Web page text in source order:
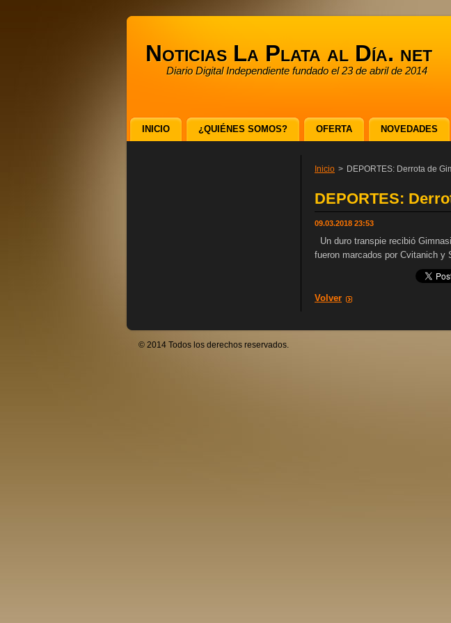
Noticias La Plata al Día. net
Diario Digital Independiente fundado el 23 de abril de 2014
Inicio > DEPORTES: Derrota de
DEPORTES:
09.03.2018 23:53
Un duro transpie recibió
fueron marcados por Cvitanich y
Volver
INICIO ¿QUIÉNES SOMOS? OFERTA NOVEDADES
© 2014 Todos los derechos reservados.